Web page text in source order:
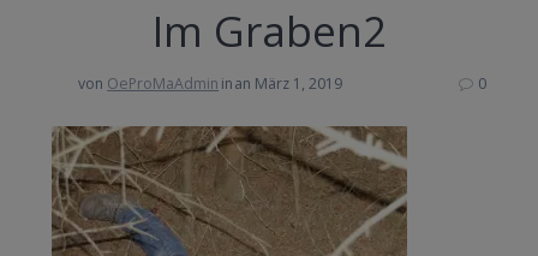
Im Graben2
von OeProMaAdmin inan März 1, 2019 0